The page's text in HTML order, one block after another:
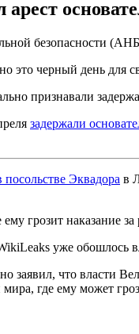
арест
безопасности
черный день для
признавали
задержали
Эквадора в
грозит наказание за
уже обошлось
заявил, что власти
где ему может